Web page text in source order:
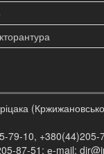
79-10, +380(44)205-
87-51; е-mail: